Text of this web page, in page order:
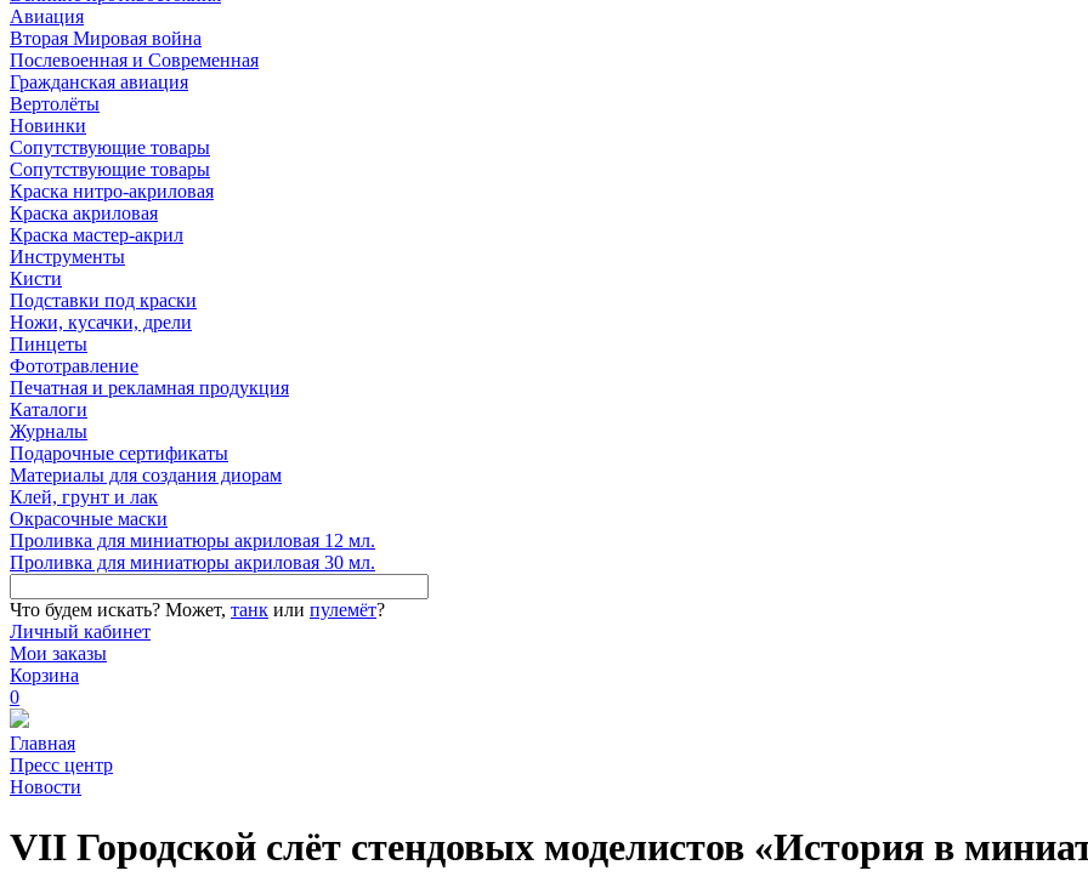
Авиация
Вторая Мировая война
Послевоенная и Современная
Гражданская авиация
Вертолёты
Новинки
Сопутствующие товары
Сопутствующие товары
Краска нитро-акриловая
Краска акриловая
Краска мастер-акрил
Инструменты
Кисти
Подставки под краски
Ножи, кусачки, дрели
Пинцеты
Фототравление
Печатная и рекламная продукция
Каталоги
Журналы
Подарочные сертификаты
Материалы для создания диорам
Клей, грунт и лак
Окрасочные маски
Проливка для миниатюры акриловая 12 мл.
Проливка для миниатюры акриловая 30 мл.
Что будем искать? Может, танк или пулемёт?
Личный кабинет
Мои заказы
Корзина
0
Главная
Пресс центр
Новости
VII Городской слёт стендовых моделистов «История в